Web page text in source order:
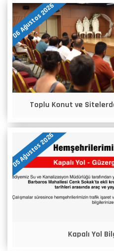
06 Ağustos 2026
Toplu Konut ve
05 Ağustos 2026
Kapalı Yol